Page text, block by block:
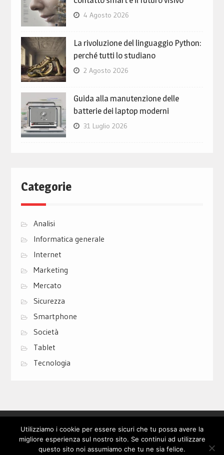
4 Agosto 2026
La rivoluzione del linguaggio Python:
perché tutti lo studiano
2 Agosto 2026
Guida alla manutenzione delle
batterie dei laptop moderni
31 Luglio 2026
Categorie
Analisi
Informatica generale
Internet
Marketing
Mercato
Sicurezza
Smartphone
Società
Tablet
Tecnologia
© Copyright 2017
Utilizziamo i cookie per essere sicuri che tu possa avere la
migliore esperienza sul nostro sito. Se continui ad utilizzare
questo sito noi assumiamo che tu ne sia felice.